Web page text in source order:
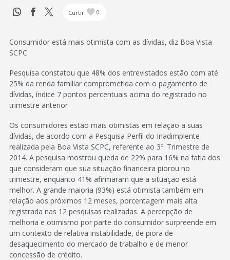
Curtir 0
Consumidor está mais otimista com as dívidas, diz Boa Vista
SCPC
Pesquisa constatou que 48% dos entrevistados estão com até
25% da renda familiar comprometida com o pagamento de
dívidas, índice 7 pontos percentuais acima do registrado no
trimestre anterior
Os consumidores estão mais otimistas em relação a suas
dívidas, de acordo com a Pesquisa Perfil do Inadimplente
realizada pela Boa Vista SCPC, referente ao 3º. Trimestre de
2014. A pesquisa mostrou queda de 22% para 16% na fatia dos
que consideram que sua situação financeira piorou no
trimestre, enquanto 41% afirmaram que a situação está
melhor. A grande maioria (93%) está otimista também em
relação aos próximos 12 meses, porcentagem mais alta
registrada nas 12 pesquisas realizadas. A percepção de
melhoria e otimismo por parte do consumidor surpreende em
um contexto de relativa instabilidade, de piora de
desaquecimento do mercado de trabalho e de menor
concessão de crédito.